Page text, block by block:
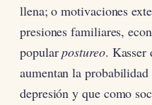
llena; o motivaciones
presiones familiares,
popularpostureo. Kasser
aumentan la
depresión y que como